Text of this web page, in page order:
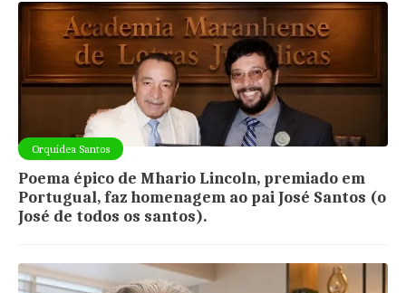
Orquídea Santos
Poema épico de Mhario Lincoln, premiado em
Portugual, faz homenagem ao pai José Santos (o
José de todos os santos).